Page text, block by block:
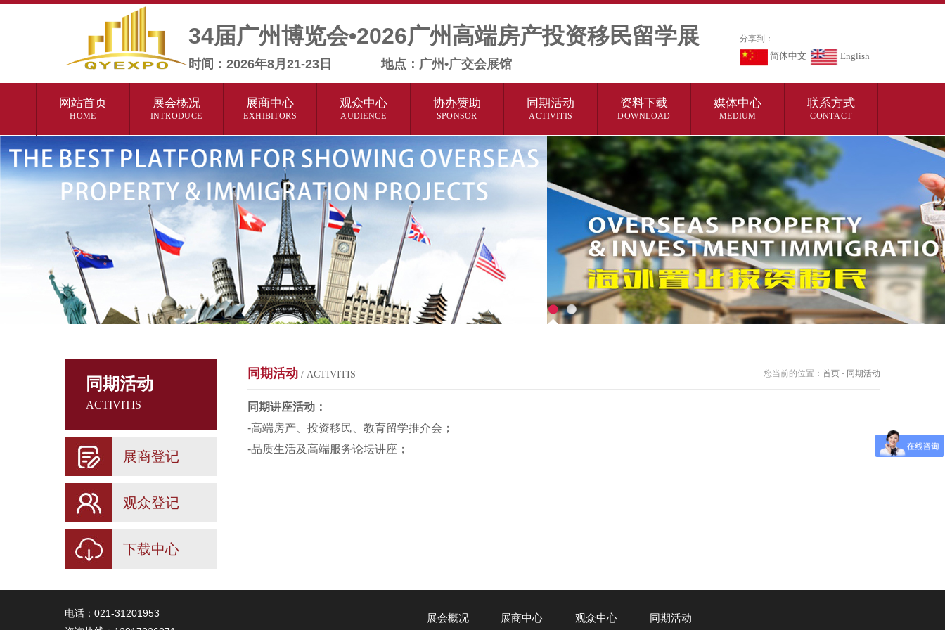
34届广州博览会•2026广州高端房产投资移民留学展
时间：2026年8月21-23日 地点：广州•广交会展馆
分享到：
简体中文 English
网站首页
HOME
展会概况
INTRODUCE
展商中心
EXHIBITORS
观众中心
AUDIENCE
协办赞助
SPONSOR
同期活动
ACTIVITIS
资料下载
DOWNLOAD
媒体中心
MEDIUM
联系方式
CONTACT
同期活动
ACTIVITIS
展商登记
观众登记
下载中心
同期活动 / ACTIVITIS 您当前的位置： 首页 - 同期活动
同期讲座活动 ：
-高端房产、投资移民、教育留学推介会；
-品质生活及高端服务论坛讲座；
电话：021-31201953
展会概况 展商中心 观众中心 同期活动